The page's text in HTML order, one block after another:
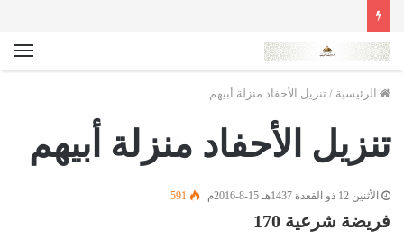
الرئيسية / تنزيل الأحفاد منزلة أبيهم
تنزيل الأحفاد منزلة أبيهم
الأثنين 12 ذو القعدة 1437هـ 15-8-2016م 591
فريضة شرعية 170